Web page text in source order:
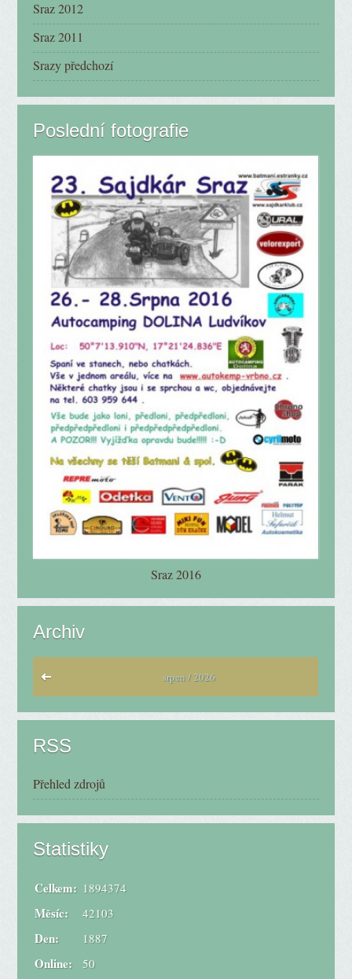
Sraz 2012
Sraz 2011
Srazy předchozí
Poslední fotografie
Sraz 2016
Archiv
srpen / 2026
RSS
Přehled zdrojů
Statistiky
Online: 50
Celkem: 1894374
Měsíc: 42103
Den: 1887